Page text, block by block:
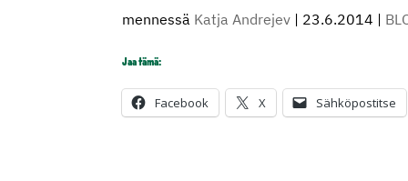
mennessä Katja Andrejev | 23.6.2014 |
Jaa tämä:
Facebook X Sähköpostitse